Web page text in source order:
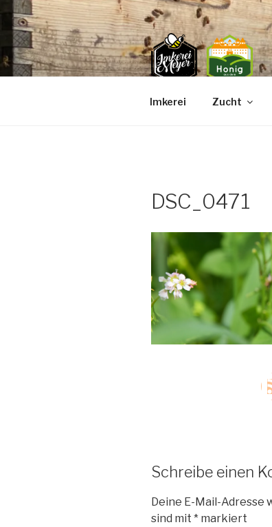
Zum
Inhalt
springen
Imkerei Zucht
DSC_0471
Schreibe einen
Deine E-Mail-
sind mit * markiert